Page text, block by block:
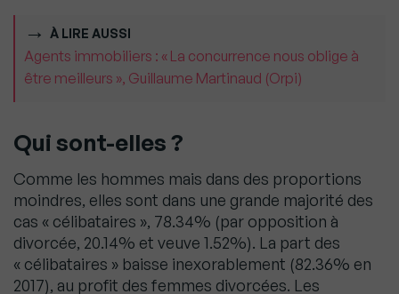
À LIRE AUSSI
Agents immobiliers : « La concurrence nous oblige à
être meilleurs », Guillaume Martinaud (Orpi)
Qui sont-elles ?
Comme les hommes mais dans des proportions
moindres, elles sont dans une grande majorité des
cas « célibataires », 78.34% (par opposition à
divorcée, 20.14% et veuve 1.52%). La part des
« célibataires » baisse inexorablement (82.36% en
2017), au profit des femmes divorcées. Les